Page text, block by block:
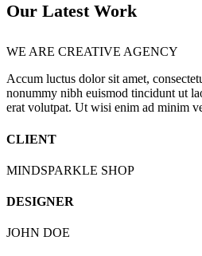
Our Latest Work
WE ARE CREATIVE AGENCY
Accum luctus dolor sit amet,
nonummy nibh euismod tincidunt ut
erat volutpat. Ut wisi enim ad minim
CLIENT
MINDSPARKLE SHOP
DESIGNER
JOHN DOE